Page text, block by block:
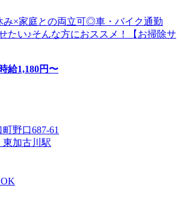
み×家庭との両立可◎車・バイク通勤
たい♪そんな方におススメ！【お掃除サ
時給1,180円〜
野口687-61
東加古川駅